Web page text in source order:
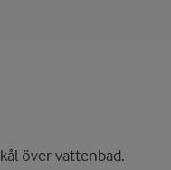
över vattenbad.